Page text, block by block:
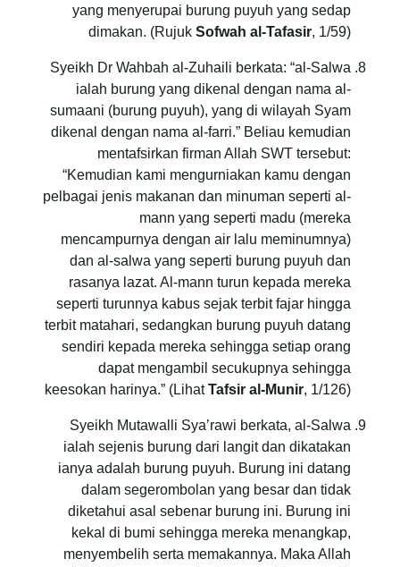
yang menyerupai burung puyuh yang sedap
dimakan. (Rujuk Sofwah al-Tafasir, 1/59)
Syeikh Dr Wahbah al-Zuhaili berkata: “al-Salwa
ialah burung yang dikenal dengan nama al-
sumaani (burung puyuh), yang di wilayah Syam
dikenal dengan nama al-farri.” Beliau kemudian
mentafsirkan firman Allah SWT tersebut:
“Kemudian kami mengurniakan kamu dengan
pelbagai jenis makanan dan minuman seperti al-
mann yang seperti madu (mereka
mencampurnya dengan air lalu meminumnya)
dan al-salwa yang seperti burung puyuh dan
rasanya lazat. Al-mann turun kepada mereka
seperti turunnya kabus sejak terbit fajar hingga
terbit matahari, sedangkan burung puyuh datang
sendiri kepada mereka sehingga setiap orang
dapat mengambil secukupnya sehingga
keesokan harinya.” (LihatTafsir al-Munir, 1/126)
Syeikh Mutawalli Sya’rawi berkata, al-Salwa
ialah sejenis burung dari langit dan dikatakan
ianya adalah burung puyuh. Burung ini datang
dalam segerombolan yang besar dan tidak
diketahui asal sebenar burung ini. Burung ini
kekal di bumi sehingga mereka menangkap,
menyembelih serta memakannya. Maka Allah